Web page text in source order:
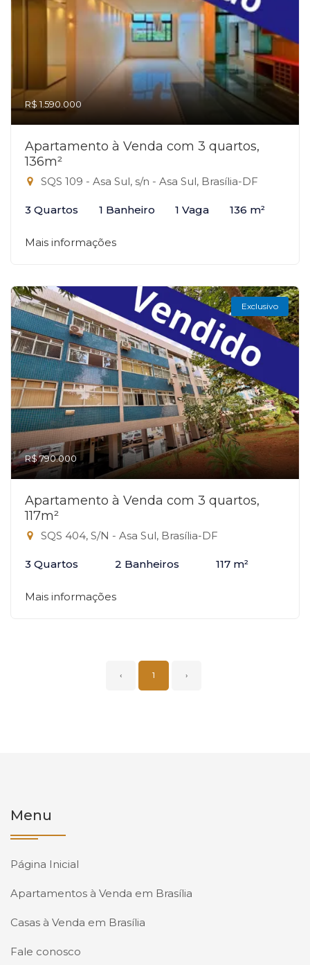
R$ 1.590.000
Apartamento à Venda com 3 quartos,
136m²
SQS 109 - Asa Sul, s/n - Asa Sul, Brasília-DF
3 Quartos 1 Banheiro 1 Vaga 136 m²
Mais informações
Exclusivo
R$ 790.000
Apartamento à Venda com 3 quartos,
117m²
SQS 404, S/N - Asa Sul, Brasília-DF
3 Quartos 2 Banheiros 117 m²
Mais informações
‹ 1 ›
Menu
Página Inicial
Apartamentos à Venda em Brasília
Casas à Venda em Brasília
Fale conosco